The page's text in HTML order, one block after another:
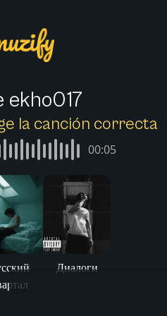
ekho017
la canción correcta
00:05
Диалоги